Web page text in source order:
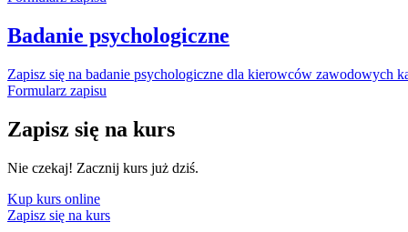
Badanie psychologiczne
Zapisz się na badanie psychologiczne dla kierowców
Formularz zapisu
Zapisz się na kurs
Nie czekaj! Zacznij kurs już dziś.
Kup kurs online
Zapisz się na kurs